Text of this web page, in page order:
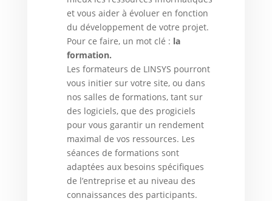
et vous aider à évoluer en fonction
du développement de votre projet.
Pour ce faire, un mot clé : la
formation.
Les formateurs de LINSYS pourront
vous initier sur votre site, ou dans
nos salles de formations, tant sur
des logiciels, que des progiciels
pour vous garantir un rendement
maximal de vos ressources. Les
séances de formations sont
adaptées aux besoins spécifiques
de l’entreprise et au niveau des
connaissances des participants.